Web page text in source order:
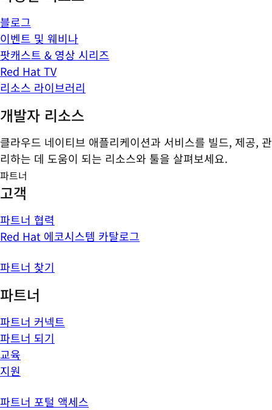
블로그
이벤트 및 웨비나
팟캐스트 & 영상 시리즈
Red Hat TV
리소스 라이브러리
개발자 리소스
클라우드 네이티브 애플리케이션과 서비스를 빌드, 제공, 관
리하는 데 도움이 되는 리소스와 툴을 살펴보세요.
파트너
고객
파트너 협력
Red Hat 에코시스템 카탈로그
파트너 찾기
파트너
파트너 커넥트
파트너 되기
교육
지원
파트너 포털 액세스